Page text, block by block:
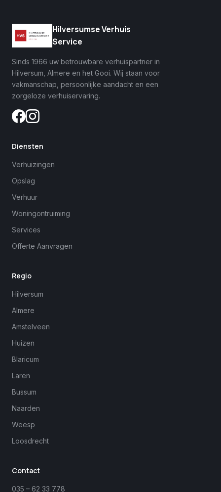
Hilversumse Verhuis
Service
Sinds 1966 uw betrouwbare verhuispartner in
Hilversum, Almere en het Gooi. Wij staan voor
vakmanschap, persoonlijke aandacht en een
zorgeloze verhuiservaring.
Diensten
Verhuizingen
Opslag
Verhuur
Woningontruiming
Services
Offerte Aanvragen
Regio
Hilversum
Almere
Amstelveen
Huizen
Blaricum
Laren
Bussum
Naarden
Weesp
Loosdrecht
Contact
035 – 62 33 778
Margreet